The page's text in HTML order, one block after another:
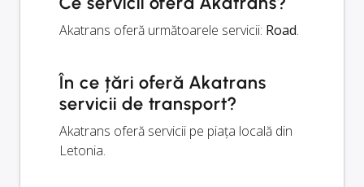
Akatrans oferă următoarele servicii: Road.
În ce țări oferă Akatrans
servicii de transport?
Akatrans oferă servicii pe piața locală din
Letonia.